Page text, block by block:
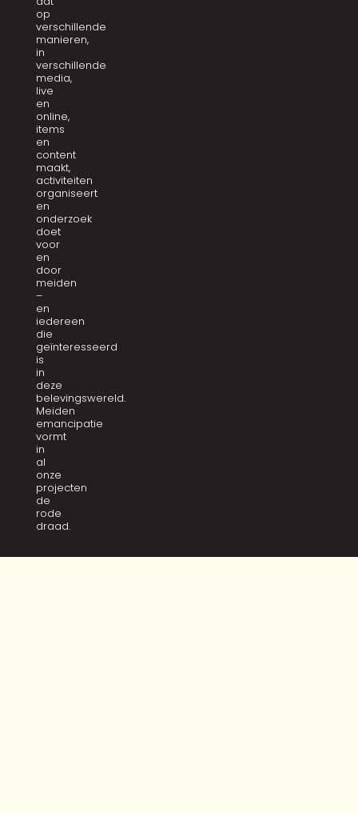
op
verschillende
manieren,
in
verschillende
media,
live
en
online,
items
en
content
maakt,
activiteiten
organiseert
en
onderzoek
doet
voor
en
door
meiden
–
en
iedereen
die
geïnteresseerd
is
in
deze
belevingswereld.
Meiden
emancipatie
vormt
in
al
onze
projecten
de
rode
draad.